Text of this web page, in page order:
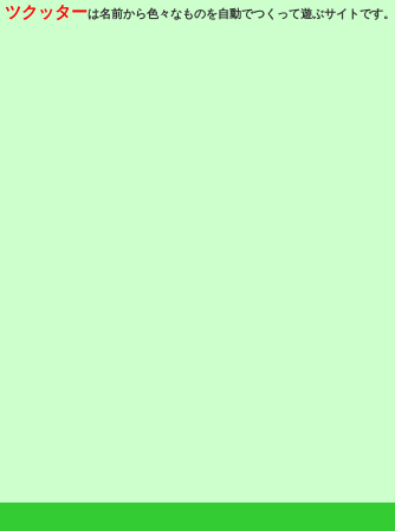
ツクッターは名前から色々なものを自動でつくって遊ぶサイトです。